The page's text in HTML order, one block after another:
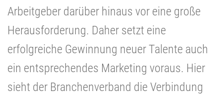
Arbeitgeber darüber hinaus vor eine große
Herausforderung. Daher setzt eine
erfolgreiche Gewinnung neuer Talente auch
ein entsprechendes Marketing voraus. Hier
sieht der Branchenverband die Verbindung